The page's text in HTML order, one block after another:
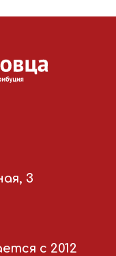
3
с 2012